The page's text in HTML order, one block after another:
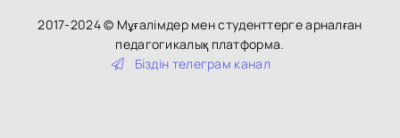
2017-2024 © Мұғалімдер мен студенттерге арналған
педагогикалық платформа.
Біздін тeлeгpaм кaнaл